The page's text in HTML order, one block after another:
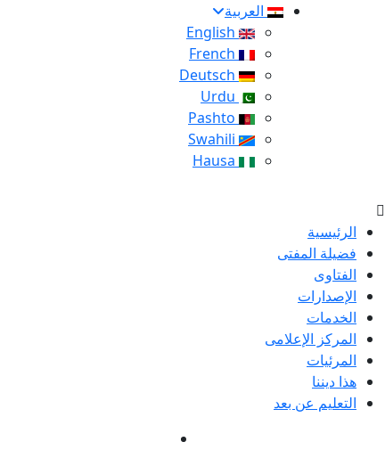
العربية
الرئيسية
فضيلة المفتى
الفتاوى
الإصدارات
الخدمات
المركز الإعلامى
المرئيات
هذا ديننا
التعليم عن بعد